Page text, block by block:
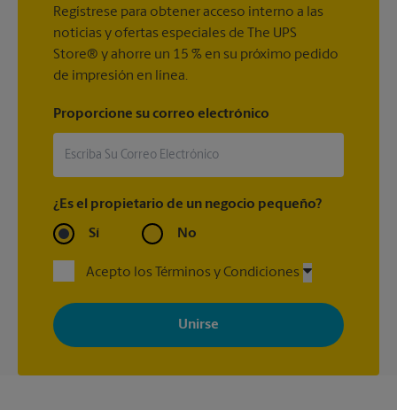
Regístrese para obtener acceso interno a las
noticias y ofertas especiales de The UPS
Store® y ahorre un 15 % en su próximo pedido
de impresión en línea.
Proporcione su correo electrónico
¿Es el propietario de un negocio pequeño?
Sí No
Acepto los Términos y Condiciones
Al registrarse, acepta recibir correos electrónicos de The UPS
Store con noticias, ofertas especiales, promociones y mensajes
adaptados a sus intereses. Puede darse de baja en cualquier
momento. Para más información, consulte nuestra política de